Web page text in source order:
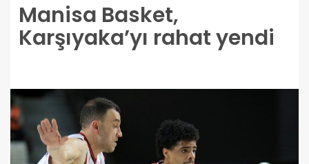
Manisa Basket,
Karşıyaka’yı rahat yendi